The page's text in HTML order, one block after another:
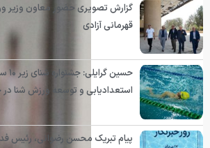
گزارش تصویری حضور معاون وزیر
قهرمانی آزادی
حسین
استعدادیابی و توسعه ورزش شنا
پیام تبریک محسن رضوانی، رئیس